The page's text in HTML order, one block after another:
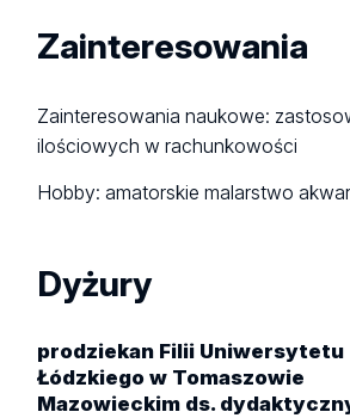
Zainteresowania
Zainteresowania naukowe:
ilościowych w rachunkowości
Hobby: amatorskie malarstwo
Dyżury
prodziekan Filii Uniwersytetu
Łódzkiego w Tomaszowie
Mazowieckim ds.